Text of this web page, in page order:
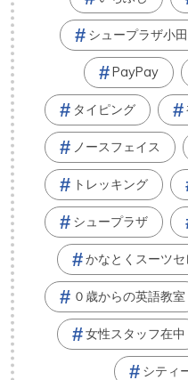
シュープラザ小
PayPay
タイピング
ノースフェイス
トレッキング
シュープラザ
かなとくスーツセ
０歳からの英語教室
女性スタッフ在中
シティ